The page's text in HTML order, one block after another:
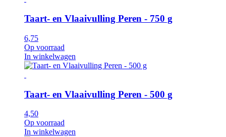
Taart- en Vlaaivulling Peren - 750 g
6,75
Op voorraad
In winkelwagen
Taart- en Vlaaivulling Peren - 500 g
4,50
Op voorraad
In winkelwagen